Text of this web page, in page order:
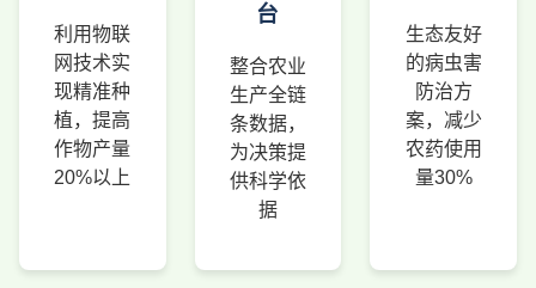
利用物联
网技术实
现精准种
植，提高
作物产量
20%以上
台
整合农业
生产全链
条数据，
为决策提
供科学依
据
生态友好
的病虫害
防治方
案，减少
农药使用
量30%